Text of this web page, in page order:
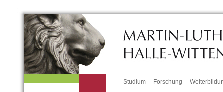
Studium Forschung